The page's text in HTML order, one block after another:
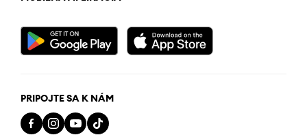
PRIPOJTE SA K NÁM